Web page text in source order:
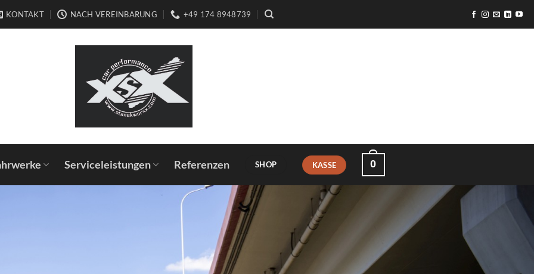
KONTAKT NACH VEREINBARUNG +49 174 8948739
Serviceleistungen Referenzen SHOP KASSE 0